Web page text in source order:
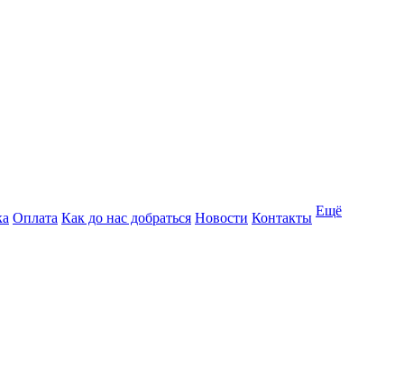
Оплата Как до нас добраться Новости Контакты Ещё